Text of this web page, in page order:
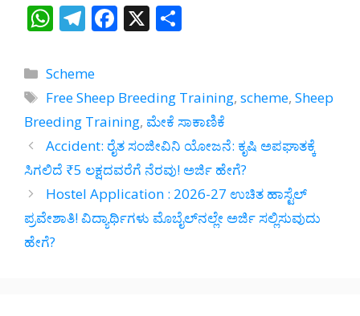
W
at
s
A
p
p
T
e
gr
a
m
F
b
o
o
k
X
e
Categories
Scheme
Tags
Free Sheep Breeding Training,scheme,Sheep
Breeding Training, ಮೇಕೆ ಸಾಕಾಣಿಕೆ
Accident: ರೈತ ಸಂಜೀವಿನಿ ಯೋಜನೆ: ಕೃಷಿ ಅಪಘಾತಕ್ಕೆ
ಸಿಗಲಿದೆ ₹5 ಲಕ್ಷದವರೆಗೆ ನೆರವು! ಅರ್ಜಿ ಹೇಗೆ?
Hostel Application : 2026-27 ಉಚಿತ ಹಾಸ್ಟೆಲ್
ಪ್ರವೇಶಾತಿ! ವಿದ್ಯಾರ್ಥಿಗಳು ಮೊಬೈಲ್‌ನಲ್ಲೇ ಅರ್ಜಿ ಸಲ್ಲಿಸುವುದು
ಹೇಗೆ?